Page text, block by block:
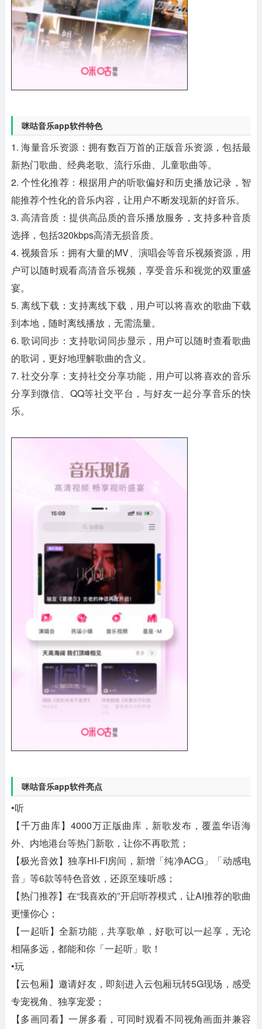
咪咕音乐app软件特色
1. 海量音乐资源：拥有数百万首的正版音乐资源，包括最
新热门歌曲、经典老歌、流行乐曲、儿童歌曲等。
2. 个性化推荐：根据用户的听歌偏好和历史播放记录，智
能推荐个性化的音乐内容，让用户不断发现新的好音乐。
3. 高清音质：提供高品质的音乐播放服务，支持多种音质
选择，包括320kbps高清无损音质。
4. 视频音乐：拥有大量的MV、演唱会等音乐视频资源，用
户可以随时观看高清音乐视频，享受音乐和视觉的双重盛
宴。
5. 离线下载：支持离线下载，用户可以将喜欢的歌曲下载
到本地，随时离线播放，无需流量。
6. 歌词同步：支持歌词同步显示，用户可以随时查看歌曲
的歌词，更好地理解歌曲的含义。
7. 社交分享：支持社交分享功能，用户可以将喜欢的音乐
分享到微信、QQ等社交平台，与好友一起分享音乐的快
乐。
咪咕音乐app软件亮点
•听
【千万曲库】4000万正版曲库，新歌发布，覆盖华语海
外、内地港台等热门新歌，让你不再歌荒；
【极光音效】独享HI-FI房间，新增「纯净ACG」「动感电
音」等6款等特色音效，还原至臻听感；
【热门推荐】在“我喜欢的”开启听荐模式，让AI推荐的歌曲
更懂你心；
【一起听】全新功能，共享歌单，好歌可以一起享，无论
相隔多远，都能和你「一起听」歌！
•玩
【云包厢】邀请好友，即刻进入云包厢玩转5G现场，感受
专宠视角、独享宠爱；
【多画同看】一屏多看，可同时观看不同视角画面并兼容